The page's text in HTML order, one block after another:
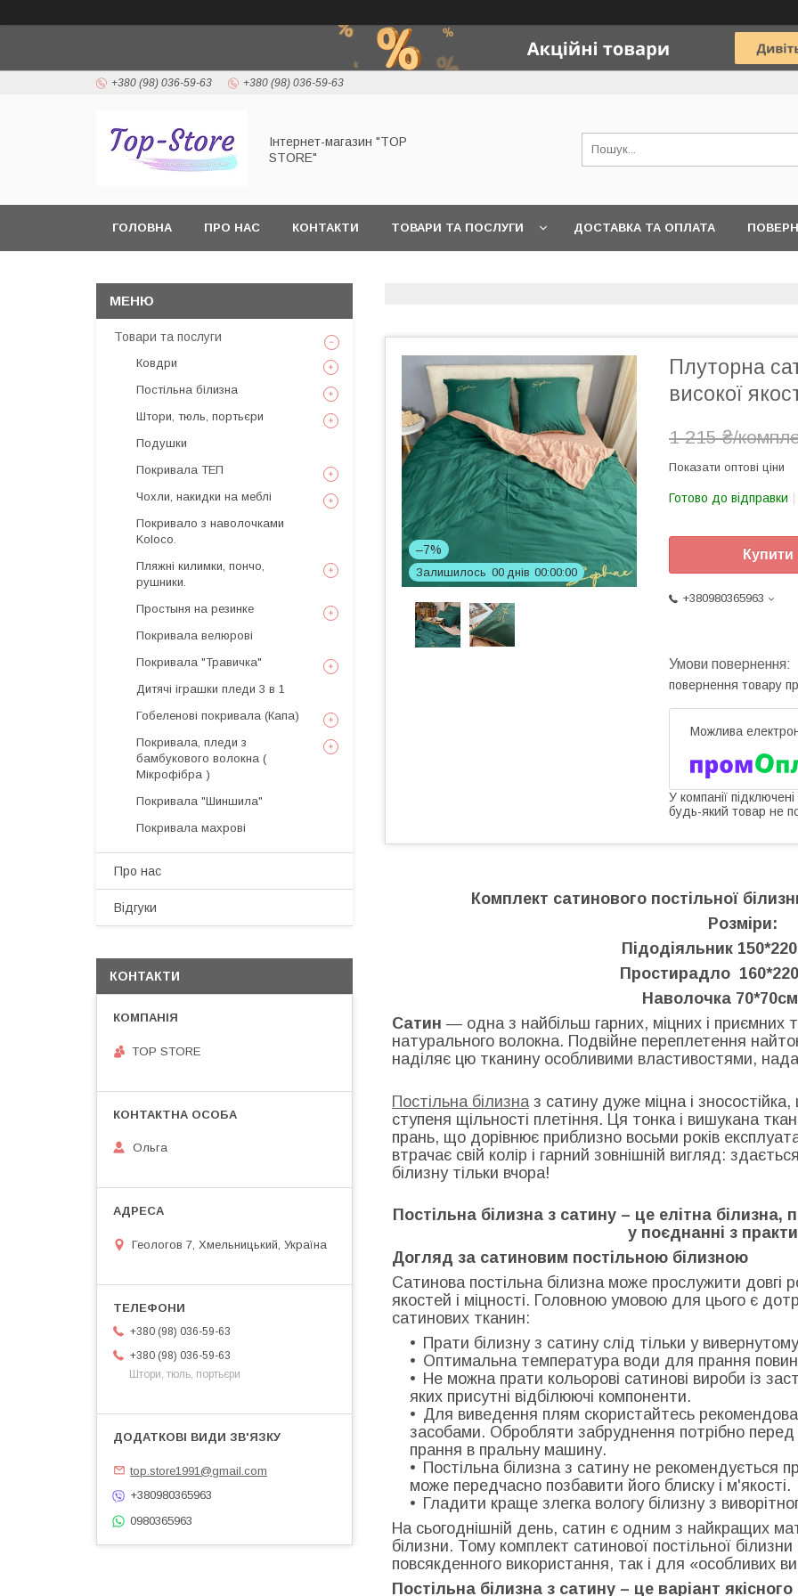
+380 (98) 036-59-63 +380 (98) 036-59-63
Інтернет-магазин "TOP
STORE"
ГОЛОВНА ПРО НАС КОНТАКТИ ТОВАРИ ТА ПОСЛУГИ ДОСТАВКА ТА ОПЛАТА
–7%
Залишилось 00 днів 00 00 00
Плуторна
високої
1 215 ₴/
Показати оптові ціни
Готово до відправки
Купити
+380980365963
повернення товару
У компанії
будь-який товар не
Комплект сатинового постільної
Розміри:
Підодіяльник
Простирадло
Наволочка
Сатин — одна з найбільш гарних, міцних і приємних
натурального волокна. Подвійне переплетення
наділяє цю тканину особливими властивостями,
Постільна білизна з сатину дуже міцна і
ступеня щільності плетіння. Ця тонка і вишукана
прань, що дорівнює приблизно восьми років
втрачає свій колір і гарний зовнішній вигляд:
білизну тільки вчора!
Постільна білизна з сатину – це елітна білизна,
у поєднанні з
Догляд за сатиновим постільною білизною
Сатинова постільна білизна може прослужити довгі
якостей і міцності. Головною умовою для цього є
сатинових тканин:
Прати білизну з сатину слід тільки у
Оптимальна температура води для прання
Не можна прати кольорові сатинові вироби із
яких присутні відбілюючі компоненти.
Для виведення плям скористайтесь
засобами. Обробляти забруднення потрібно
прання в пральну машину.
Постільна білизна з сатину не рекомендується
може передчасно позбавити його блиску і м'якості.
Гладити краще злегка вологу білизну з
На сьогоднішній день, сатин є одним з найкращих
білизни. Тому комплект сатинової постільної
повсякденного використання, так і для «особливих
Постільна білизна з сатину – це варіант
Товари та послуги
Ковдри
Постільна білизна
Штори, тюль, портьєри
Подушки
Покривала ТЕП
Чохли, накидки на меблі
Покривало з наволочками
Koloco.
Пляжні килимки, пончо,
рушники.
Простыня на резинке
Покривала велюрові
Покривала "Травичка"
Дитячі іграшки пледи 3 в 1
Гобеленові покривала (Капа)
Покривала, пледи з
бамбукового волокна (
Мікрофібра )
Покривала "Шиншила"
Покривала махрові
Про нас
Відгуки
КОНТАКТИ
TOP STORE
Ольга
Геологов 7, Хмельницький, Україна
+380 (98) 036-59-63
+380 (98) 036-59-63
Штори, тюль, портьєри
top.store1991@gmail.com
+380980365963
0980365963